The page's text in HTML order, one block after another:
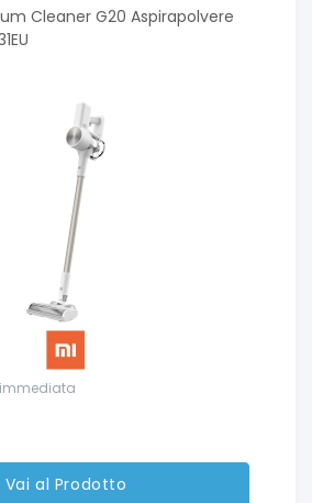
Cleaner G20 Aspirapolvere
Vai al Prodotto